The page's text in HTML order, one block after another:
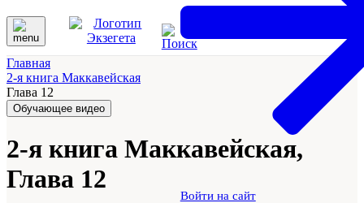
Войти на сайт
Главная
2-я книга Маккавейская
Глава 12
Обучающее видео
2-я книга Маккавейская,
Глава 12